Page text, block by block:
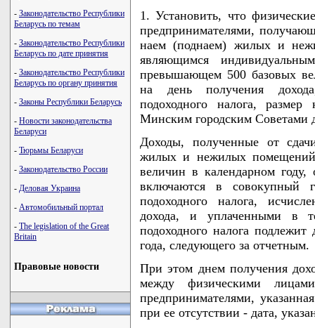
- Законодательство Республики
Беларусь по темам
- Законодательство Республики
Беларусь по дате принятия
- Законодательство Республики
Беларусь по органу принятия
- Законы Республики Беларусь
- Новости законодательства
Беларуси
- Тюрьмы Беларуси
- Законодательство России
- Деловая Украина
- Автомобильный портал
- The legislation of the Great
Britain
Правовые новости
1. Установить, что
предпринимателями,
наем (поднаем) жилых и
являющимся
превышающем 500 базовых
на день получения
подоходного налога, размер
Минским городским Советами
Доходы, полученные от
жилых и нежилых
величин в календарном году,
включаются в совокупный
подоходного налога,
дохода, и уплаченными в
подоходного налога
года, следующего за отчетным.
При этом днем получения
между физическими
предпринимателями,
при ее отсутствии - дата,